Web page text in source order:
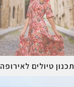
תכנון טיולים לאירופה